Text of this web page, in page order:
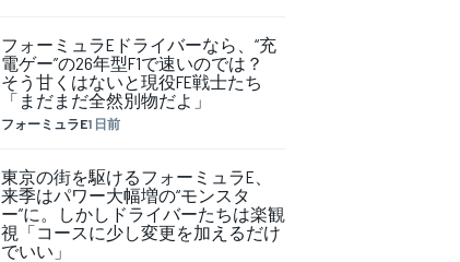
フォーミュラE1 日前
フォーミュラEドライバーなら、“充
電ゲー”の26年型F1で速いのでは？
そう甘くはないと現役FE戦士たち
「まだまだ全然別物だよ」
東京の街を駆けるフォーミュラE、
来季はパワー大幅増の“モンスタ
ー”に。しかしドライバーたちは楽観
視「コースに少し変更を加えるだけ
でいい」